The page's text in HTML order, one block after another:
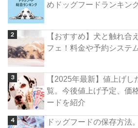
めドッグフードランキン
【おすすめ】犬と触れ合
フェ！料金や予約システ
【2025年最新】値上げ
覧。今後値上げ予定、価
ードを紹介
ドッグフードの保存方法